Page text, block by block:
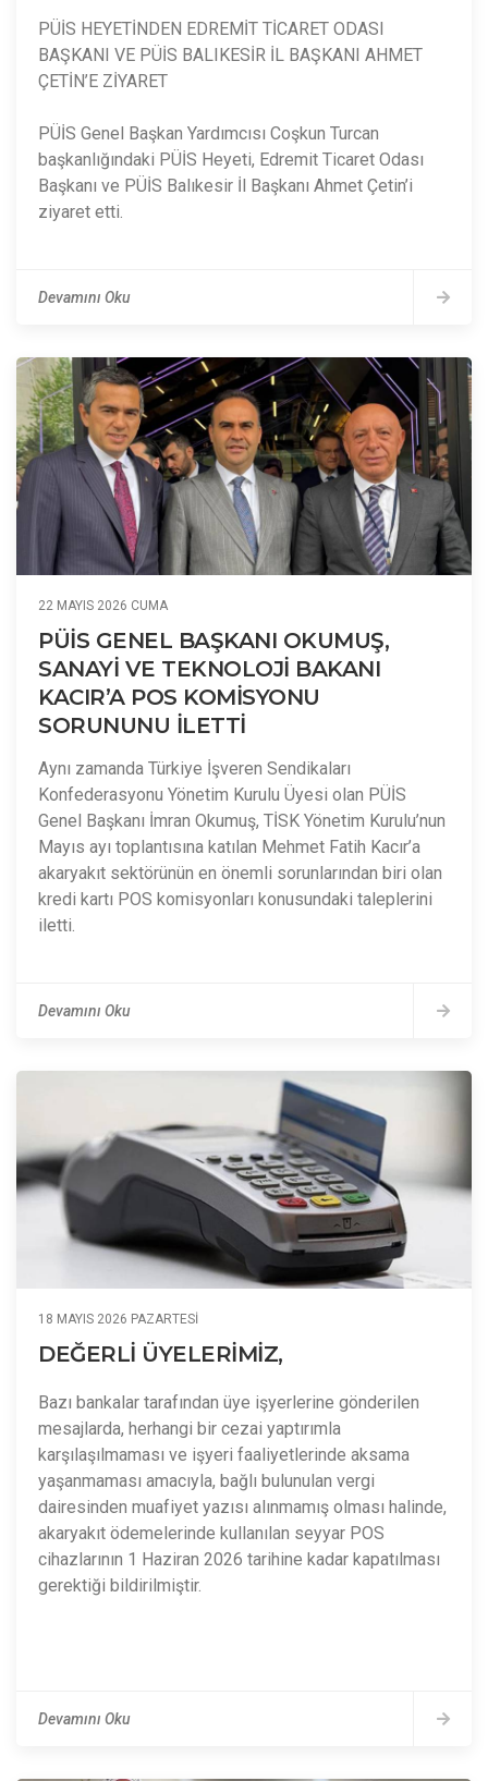
PÜİS HEYETİNDEN EDREMİT TİCARET ODASI
BAŞKANI VE PÜİS BALIKESİR İL BAŞKANI AHMET
ÇETİN’E ZİYARET
PÜİS Genel Başkan Yardımcısı Coşkun Turcan
başkanlığındaki PÜİS Heyeti, Edremit Ticaret Odası
Başkanı ve PÜİS Balıkesir İl Başkanı Ahmet Çetin’i
ziyaret etti.
Devamını Oku
22 MAYIS 2026 CUMA
PÜİS GENEL BAŞKANI OKUMUŞ,
SANAYİ VE TEKNOLOJİ BAKANI
KACIR’A POS KOMİSYONU
SORUNUNU İLETTİ
Aynı zamanda Türkiye İşveren Sendikaları
Konfederasyonu Yönetim Kurulu Üyesi olan PÜİS
Genel Başkanı İmran Okumuş, TİSK Yönetim Kurulu’nun
Mayıs ayı toplantısına katılan Mehmet Fatih Kacır’a
akaryakıt sektörünün en önemli sorunlarından biri olan
kredi kartı POS komisyonları konusundaki taleplerini
iletti.
Devamını Oku
18 MAYIS 2026 PAZARTESI
DEĞERLİ ÜYELERİMİZ,
Bazı bankalar tarafından üye işyerlerine gönderilen
mesajlarda, herhangi bir cezai yaptırımla
karşılaşılmaması ve işyeri faaliyetlerinde aksama
yaşanmaması amacıyla, bağlı bulunulan vergi
dairesinden muafiyet yazısı alınmamış olması halinde,
akaryakıt ödemelerinde kullanılan seyyar POS
cihazlarının 1 Haziran 2026 tarihine kadar kapatılması
gerektiği bildirilmiştir.
Devamını Oku